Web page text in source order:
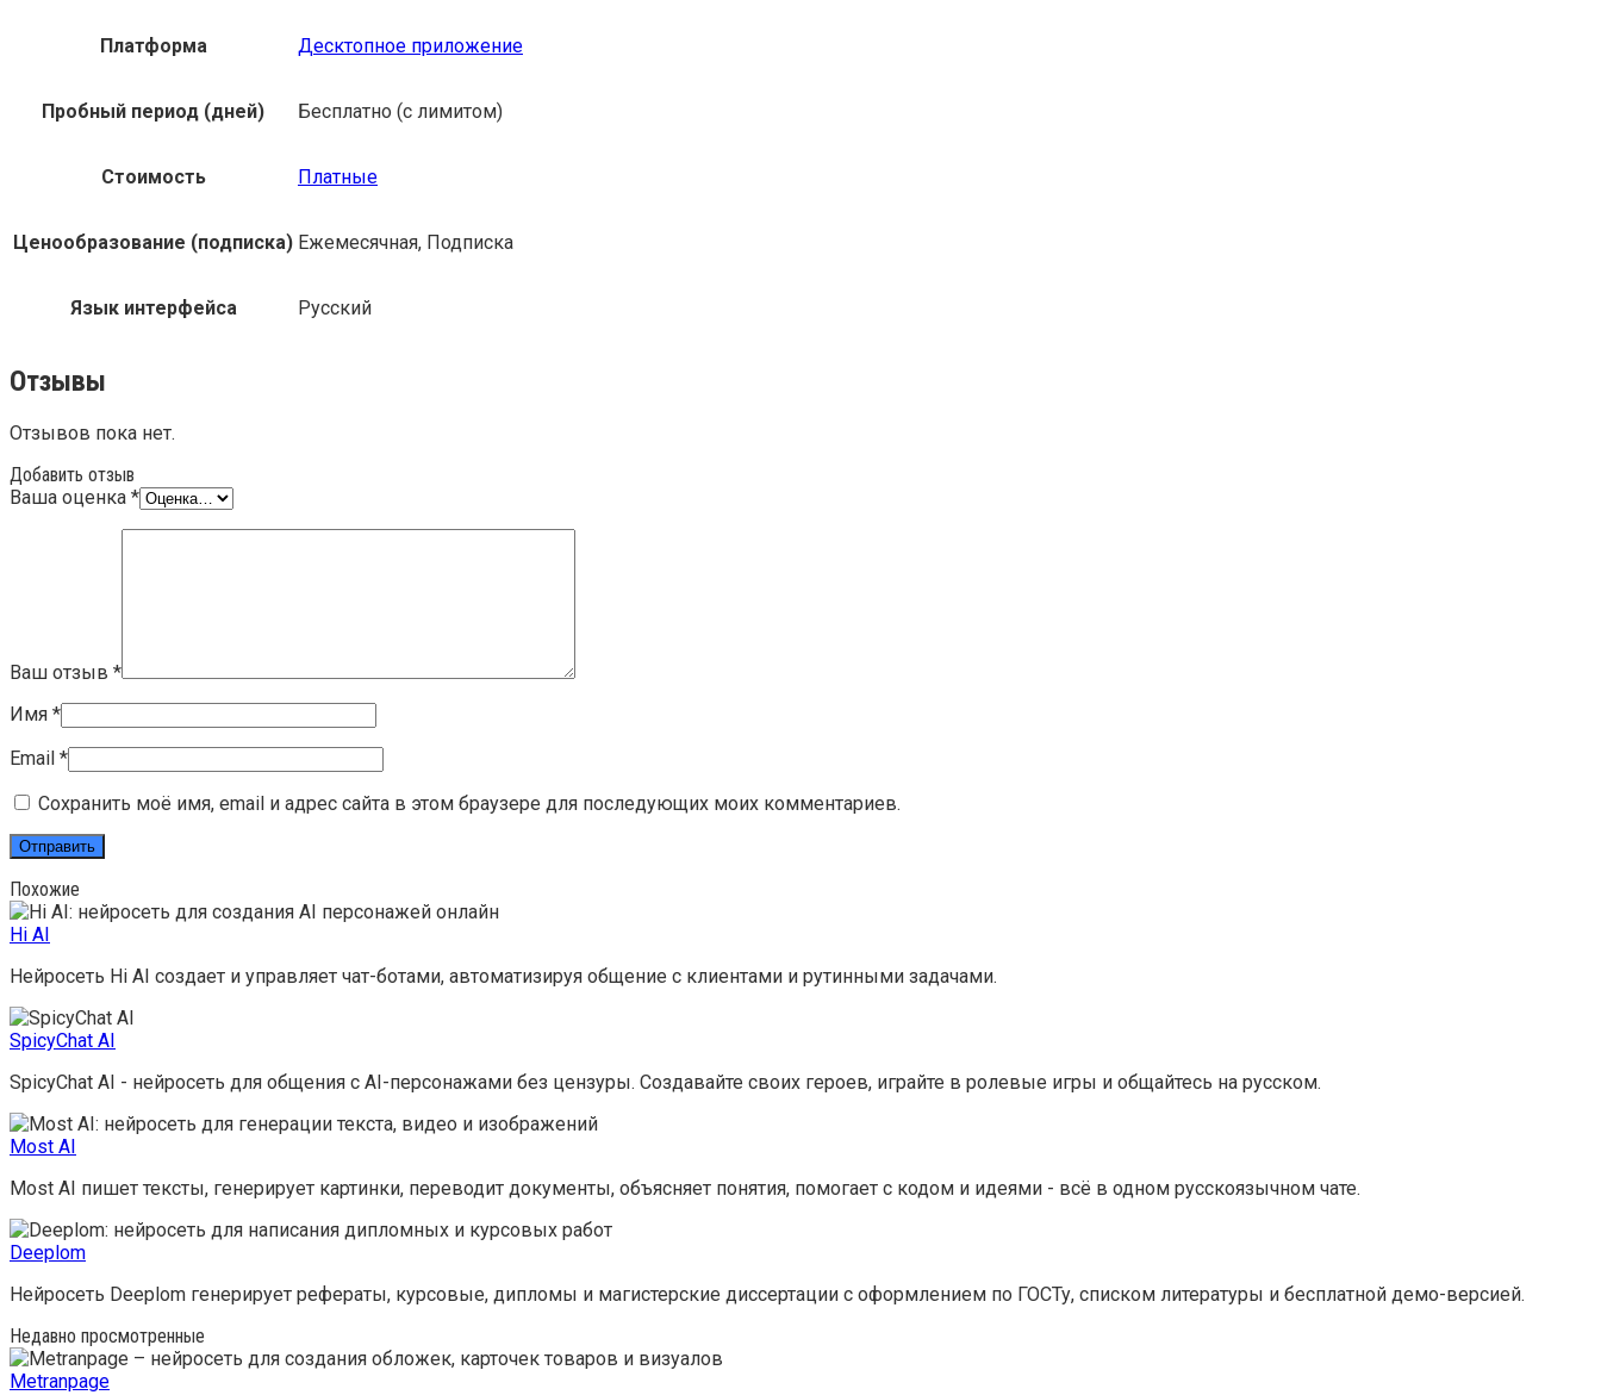
Платформа Десктопное приложение
Пробный период (дней) Бесплатно (с лимитом)
Стоимость Платные
Ценообразование (подписка) Ежемесячная, Подписка
Язык интерфейса Русский
Отзывы
Отзывов пока нет.
Добавить отзыв
Ваша оценка *
Ваш отзыв *
Имя *
Email *
Сохранить моё имя, email и адрес сайта в этом браузере для последующих моих комментариев.
Похожие
Hi AI
Нейросеть Hi AI создает и управляет чат-ботами, автоматизируя общение с клиентами и рутинными задачами.
SpicyChat AI
SpicyChat AI - нейросеть для общения с AI-персонажами без цензуры. Создавайте своих героев, играйте в ролевые игры и общайтесь на русском.
Most AI
Most AI пишет тексты, генерирует картинки, переводит документы, объясняет понятия, помогает с кодом и идеями - всё в одном русскоязычном чате.
Deeplom
Нейросеть Deeplom генерирует рефераты, курсовые, дипломы и магистерские диссертации с оформлением по ГОСТу, списком литературы и бесплатной демо-версией.
Недавно просмотренные
Metranpage